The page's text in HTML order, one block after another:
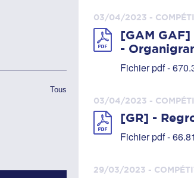
Tous
03/04/2023 -
[GAM
-
Fichier pdf -
03/04/2023 -
[GR] -
Fichier pdf -
29/03/2023 -